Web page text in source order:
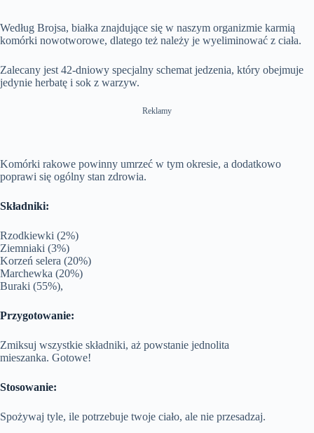
Według Brojsa, białka znajdujące się w naszym organizmie karmią
komórki nowotworowe, dlatego też należy je wyeliminować z ciała.
Zalecany jest 42-dniowy specjalny schemat jedzenia, który obejmuje
jedynie herbatę i sok z warzyw.
Reklamy
Komórki rakowe powinny umrzeć w tym okresie, a dodatkowo
poprawi się ogólny stan zdrowia.
Składniki:
Rzodkiewki (2%)
Ziemniaki (3%)
Korzeń selera (20%)
Marchewka (20%)
Buraki (55%),
Przygotowanie:
Zmiksuj wszystkie składniki, aż powstanie jednolita
mieszanka. Gotowe!
Stosowanie:
Spożywaj tyle, ile potrzebuje twoje ciało, ale nie przesadzaj.